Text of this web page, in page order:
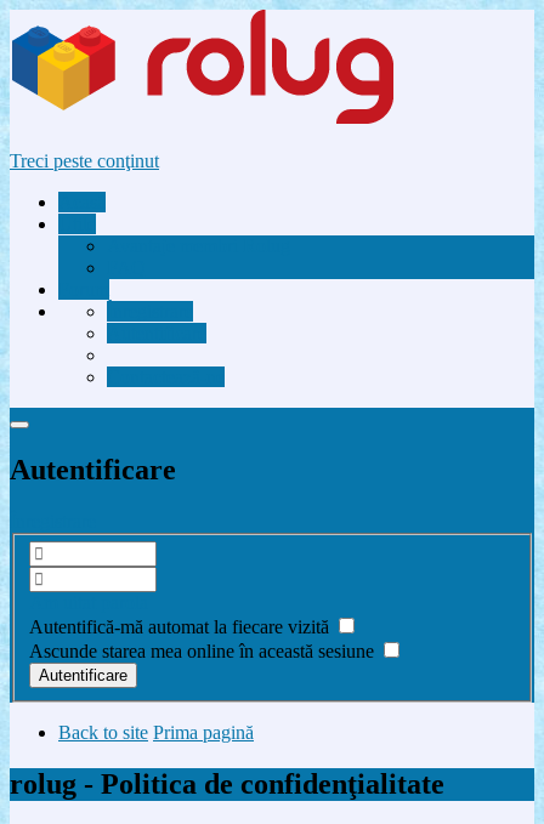
Treci peste conţinut
Autentificare
Autentifică-mă automat la fiecare vizită
Ascunde starea mea online în această sesiune
Back to site Prima pagină
rolug - Politica de confidenţialitate